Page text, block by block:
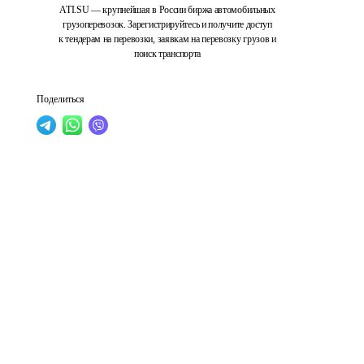
ATI.SU — крупнейшая в России биржа автомобильных
грузоперевозок. Зарегистрируйтесь и получите доступ
к тендерам на перевозки, заявкам на перевозку грузов и
поиск транспорта
Поделиться